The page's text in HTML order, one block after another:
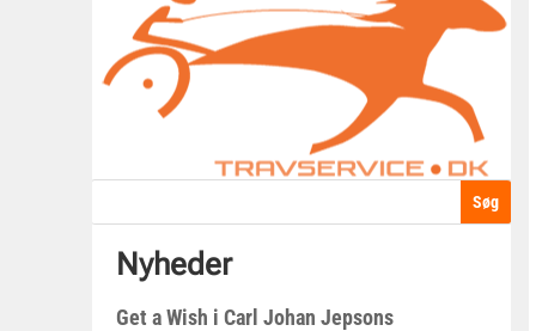
Nyheder
Get a Wish i Carl Johan Jepsons